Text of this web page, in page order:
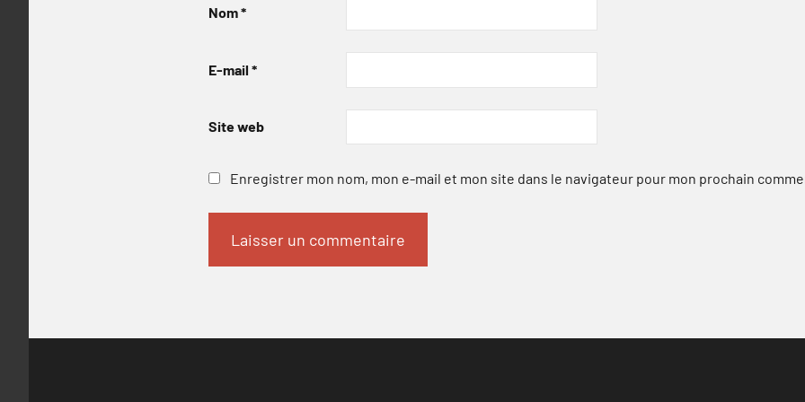
Nom*
E-mail *
Site web
Enregistrer mon nom, mon e-mail et mon site dans le navigateur pour mon prochain